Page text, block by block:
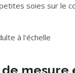
soies sur le
mesure